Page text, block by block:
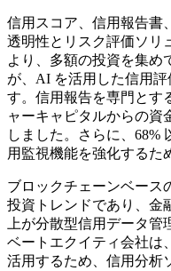
信用スコア、信用報告書
透明性とリスク評価ソリ
より、多額の投資を集め
が、AI を活用した信用
す。信用報告を専門とす
ャーキャピタルからの資
しました。さらに、68%
用監視機能を強化するた
ブロックチェーンベース
投資トレンドであり、金
上が分散型信用データ
ベートエクイティ会社は
活用するため、信用分析